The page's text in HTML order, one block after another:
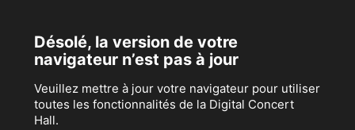
Désolé, la version de votre
navigateur n’est pas à jour
Veuillez mettre à jour votre navigateur pour utiliser
toutes les fonctionnalités de la Digital Concert
Hall.